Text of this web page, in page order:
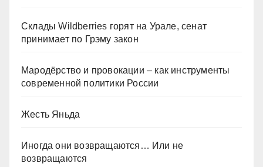
Склады Wildberries горят на Урале, сенат
принимает по Грэму закон
Мародёрство и провокации – как инструменты
современной политики России
Жесть Яньда
Иногда они возвращаются… Или не
возвращаются